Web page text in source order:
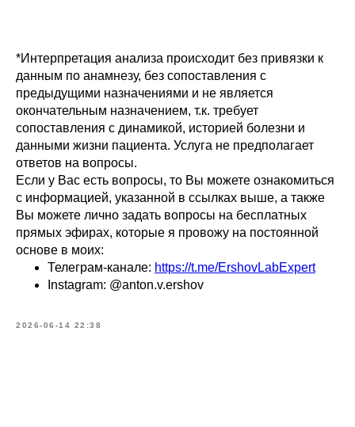
*Интерпретация анализа происходит без привязки к
данным по анамнезу, без сопоставления с
предыдущими назначениями и не является
окончательным назначением, т.к. требует
сопоставления с динамикой, историей болезни и
данными жизни пациента. Услуга не предполагает
ответов на вопросы.
Если у Вас есть вопросы, то Вы можете ознакомиться
с информацией, указанной в ссылках выше, а также
Вы можете лично задать вопросы на бесплатных
прямых эфирах, которые я провожу на постоянной
основе в моих:
Телеграм-канале: https://t.me/ErshovLabExpert
Instagram: @anton.v.ershov
2026-06-14 22:38